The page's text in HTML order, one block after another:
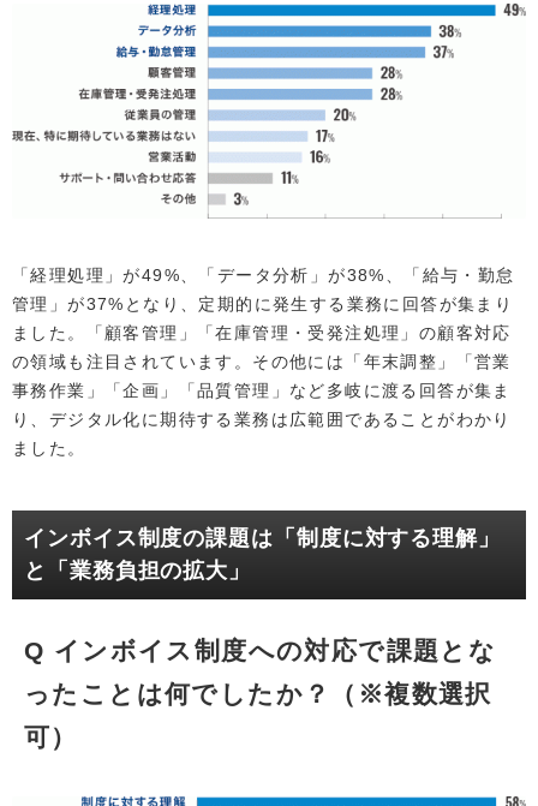
「経理処理」が49%、「データ分析」が38%、「給与・勤怠
管理」が37%となり、定期的に発生する業務に回答が集まり
ました。「顧客管理」「在庫管理・受発注処理」の顧客対応
の領域も注目されています。その他には「年末調整」「営業
事務作業」「企画」「品質管理」など多岐に渡る回答が集ま
り、デジタル化に期待する業務は広範囲であることがわかり
ました。
インボイス制度の課題は「制度に対する理解」
と「業務負担の拡大」
Q インボイス制度への対応で課題とな
ったことは何でしたか？（※複数選択
可）